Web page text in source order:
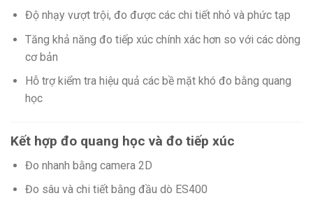
Độ nhạy vượt trội, đo được các chi tiết nhỏ và phức tạp
Tăng khả năng đo tiếp xúc chính xác hơn so với các dòng
cơ bản
Hỗ trợ kiểm tra hiệu quả các bề mặt khó đo bằng quang
học
Kết hợp đo quang học và đo tiếp xúc
Đo nhanh bằng camera 2D
Đo sâu và chi tiết bằng đầu dò ES400